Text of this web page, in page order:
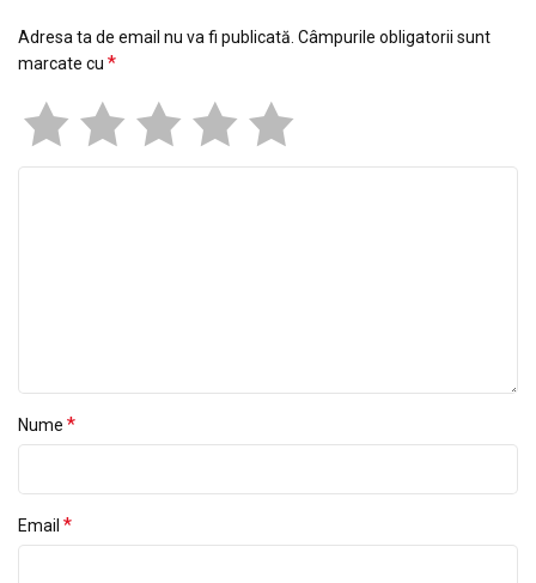
Adresa ta de email nu va fi publicată. Câmpurile obligatorii sunt
marcate cu *
Nume *
Email *